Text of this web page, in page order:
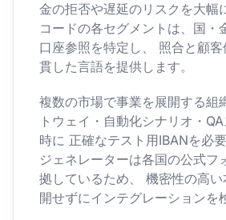
金の拒否や遅延のリスクを大幅
コードの各セグメントは、国・
口座参照を特定し、 照合と顧
貫した言語を提供します。
複数の市場で事業を展開する組
トウェイ・自動化シナリオ・
時に 正確なテスト用IBANを必
ジェネレーターは各国の公式フ
拠しているため、 機密性の高
開せずにインテグレーションを